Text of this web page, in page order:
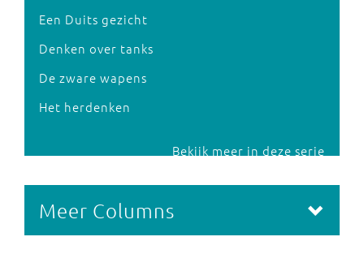
Een Duits gezicht
Denken over tanks
De zware wapens
Het herdenken
Bekijk meer in deze serie
Meer Columns